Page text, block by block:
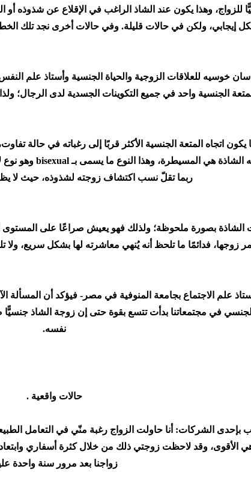
وهذا يكون عند الشاذ الراغب في الإقلاع عن شذوذه
بشكل إيجابي، ولكن في حالات قليلة. وفي حالات أخرى نجد تلك
خوسيه للعلاقات الزوجية والحياة الجنسية وأستاذ علم
الجنسية واحد في جميع التكوينات الجسدية لدى الرجال؛
يكون اتجاه المتعة الجنسية الأكثر قربًا إلى رغباته في حالة
الشاذة هي المسيطرة، وهذا النوع ما يسمى بـbisexual وهو نوع
ربما تقلّ نسب اكتشاف زوجته لشذوذه، حيث لا
الشاذة بصورة ملحوظة؛ ولذلك فهو يعيش صراعًا على المستوى
فدائمًا ما تلحظ أنه يُنهي معاشرته لها بشكل سريع، ولا
علم الاجتماع بجامعة المنوفية في مصر- فيؤكد أن المسألة
في مجتمعاتنا بدأت تتسع بقوة حتى إن زوجة الشاذ
نفسه.
حالات واقعية .
الشركات: أنا حاولت الزواج رغبة منّي في التعامل
هي الأقوى، وقد لاحظت زوجتي ذلك من خلال كثرة أسفاري
زواجنا بعد مرور سنة واحدة